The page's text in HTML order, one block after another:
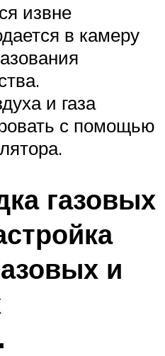
извне
в камеру
и газа
с помощью
газовых
и